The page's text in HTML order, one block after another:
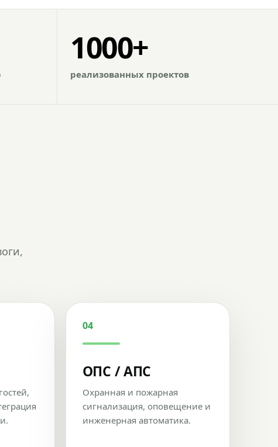
1000+
реализованных проектов
04
ОПС / АПС
Охранная и пожарная
сигнализация, оповещение и
инженерная автоматика.